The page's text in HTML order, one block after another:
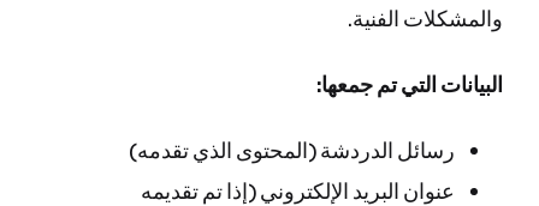
والمشكلات الفنية.
البيانات التي تم جمعها:
رسائل الدردشة (المحتوى الذي تقدمه)
عنوان البريد الإلكتروني (إذا تم تقديمه